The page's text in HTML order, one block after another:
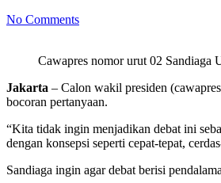
No Comments
Cawapres nomor urut 02
Jakarta – Calon wakil presiden
bocoran pertanyaan.
“Kita tidak ingin menjadikan debat ini
dengan konsepsi seperti cepat-tepat,
Sandiaga ingin agar debat berisi